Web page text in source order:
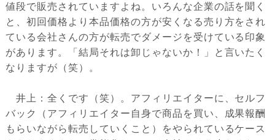
値段で販売されていますよね。いろんな企業の話を聞く
と、初回価格より本品価格の方が安くなる売り方をされ
ている会社さんの方が転売でダメージを受けている印象
があります。「結局それは卸じゃないか！」と言いたく
なりますが（笑）。
井上：全くです（笑）。アフィリエイターに、セルフ
バック（アフィリエイター自身で商品を買い、成果報酬
もらいながら転売していくこと）をやられているケース